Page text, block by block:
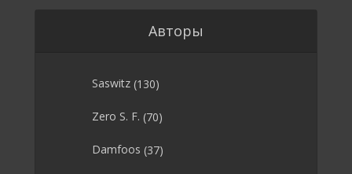
Авторы
Saswitz (130)
Zero S. F. (70)
Damfoos (37)